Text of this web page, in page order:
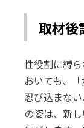
取材後
性役割に縛
おいても、
忍び込まな
の姿は、新